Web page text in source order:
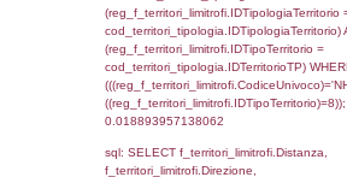
0.068228960037231